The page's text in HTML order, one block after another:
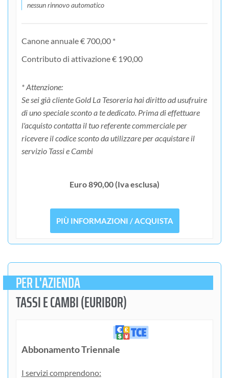
nessun rinnovo automatico
Canone annuale € 700,00 *
Contributo di attivazione € 190,00
* Attenzione:
Se sei già cliente Gold La Tesoreria hai diritto ad usufruire
di uno speciale sconto a te dedicato. Prima di effettuare
l'acquisto contatta il tuo referente commerciale per
ricevere il codice sconto da utilizzare per acquistare il
servizio Tassi e Cambi
Euro 890,00 (Iva esclusa)
PIÙ INFORMAZIONI / ACQUISTA
PER L'AZIENDA
TASSI E CAMBI (EURIBOR)​
Abbonamento Triennale
I servizi comprendono: